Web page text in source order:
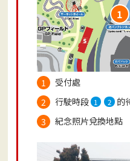
1
受付處
行駛時段 1 2 的
紀念照片兌換地點